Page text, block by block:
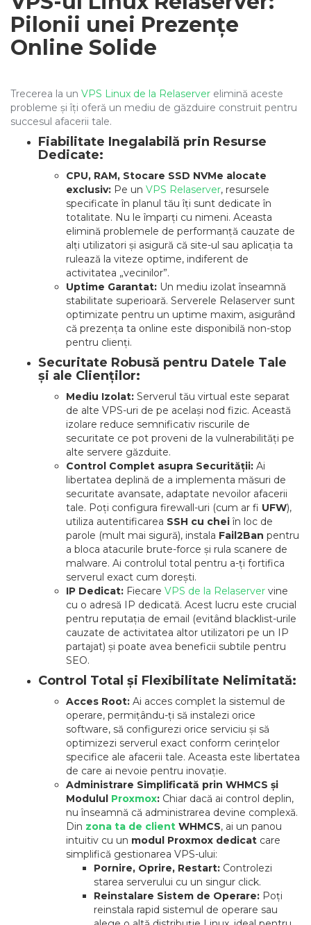
Pilonii unei Prezențe
Online Solide
Trecerea la un VPS Linux de la Relaserver elimină aceste
probleme și îți oferă un mediu de găzduire construit pentru
succesul afacerii tale.
Fiabilitate Inegalabilă prin Resurse
Dedicate:
CPU, RAM, Stocare SSD NVMe alocate
exclusiv: Pe un VPS Relaserver, resursele
specificate în planul tău îți sunt dedicate în
totalitate. Nu le împarți cu nimeni. Aceasta
elimină problemele de performanță cauzate de
alți utilizatori și asigură că site-ul sau aplicația ta
rulează la viteze optime, indiferent de
activitatea „vecinilor”.
Uptime Garantat: Un mediu izolat înseamnă
stabilitate superioară. Serverele Relaserver sunt
optimizate pentru un uptime maxim, asigurând
că prezența ta online este disponibilă non-stop
pentru clienți.
Securitate Robusă pentru Datele Tale
și ale Clienților:
Mediu Izolat: Serverul tău virtual este separat
de alte VPS-uri de pe același nod fizic. Această
izolare reduce semnificativ riscurile de
securitate ce pot proveni de la vulnerabilități pe
alte servere găzduite.
Control Complet asupra Securității: Ai
libertatea deplină de a implementa măsuri de
securitate avansate, adaptate nevoilor afacerii
tale. Poți configura firewall-uri (cum ar fi UFW),
utiliza autentificarea SSH cu cheiîn loc de
parole (mult mai sigură), instala Fail2Ban pentru
a bloca atacurile brute-force și rula scanere de
malware. Ai controlul total pentru a-ți fortifica
serverul exact cum dorești.
IP Dedicat: Fiecare VPS de la Relaserver vine
cu o adresă IP dedicată. Acest lucru este crucial
pentru reputația de email (evitând blacklist-urile
cauzate de activitatea altor utilizatori pe un IP
partajat) și poate avea beneficii subtile pentru
SEO.
Control Total și Flexibilitate Nelimitată:
Acces Root: Ai acces complet la sistemul de
operare, permițându-ți să instalezi orice
software, să configurezi orice serviciu și să
optimizezi serverul exact conform cerințelor
specifice ale afacerii tale. Aceasta este libertatea
de care ai nevoie pentru inovație.
Administrare Simplificată prin WHMCS și
Modulul Proxmox: Chiar dacă ai control deplin,
nu înseamnă că administrarea devine complexă.
Din zona ta de client WHMCS, ai un panou
intuitiv cu un modul Proxmox dedicat care
simplifică gestionarea VPS-ului:
Pornire, Oprire, Restart: Controlezi
starea serverului cu un singur click.
Reinstalare Sistem de Operare: Poți
reinstala rapid sistemul de operare sau